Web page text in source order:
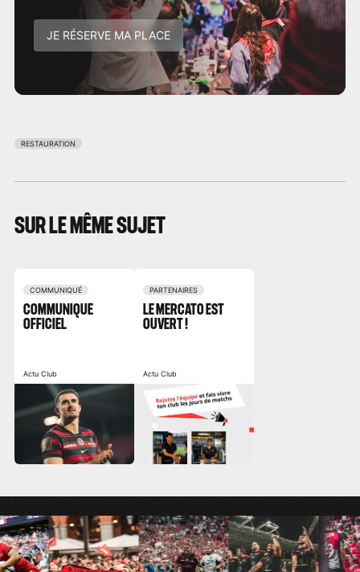
JE RÉSERVE MA PLACE
RESTAURATION
SUR LE MÊME SUJET
COMMUNIQUÉ
COMMUNIQUÉ
OFFICIEL
Actu Club
PARTENAIRES
LE MERCATO EST
OUVERT !
Actu Club